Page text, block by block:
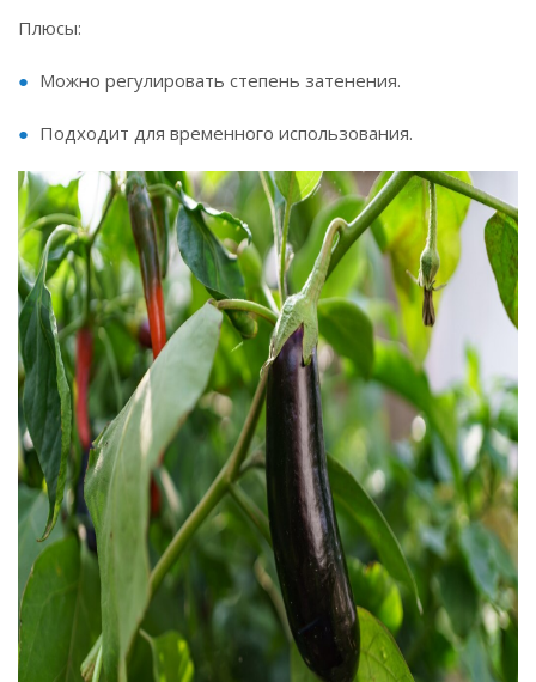
Плюсы:
Можно регулировать степень затенения.
Подходит для временного использования.